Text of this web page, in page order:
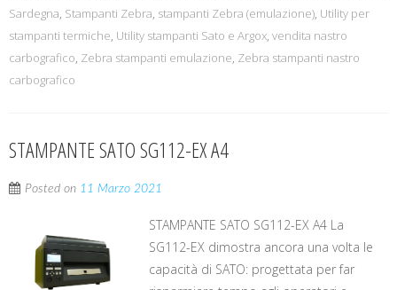
Sardegna, Stampanti Zebra, stampanti Zebra (emulazione), Utility per
stampanti termiche, Utility stampanti Sato e Argox, vendita nastro
carbografico, Zebra stampanti emulazione, Zebra stampanti nastro
carbografico
STAMPANTE SATO SG112-EX A4
Posted on 11 Marzo 2021
STAMPANTE SATO SG112-EX A4 La
SG112-EX dimostra ancora una volta le
capacità di SATO: progettata per far